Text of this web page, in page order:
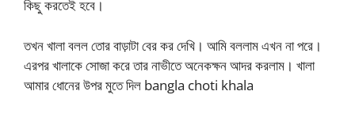
কিছু করতেই হবে।
তখন খালা বলল তোর বাড়াটা বের কর দেখি। আমি বললাম এখন না পরে।
এরপর খালাকে সোজা করে তার নাভীতে অনেকক্ষন আদর করলাম। খালা
আমার ধোনের উপর মুতে দিল bangla choti khala